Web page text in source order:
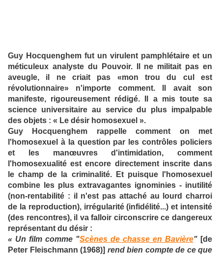
Guy Hocquenghem fut un virulent pamphlétaire et un
méticuleux analyste du Pouvoir. Il ne militait pas en
aveugle, il ne criait pas «mon trou du cul est
révolutionnaire» n'importe comment. Il avait son
manifeste, rigoureusement rédigé. Il a mis toute sa
science universitaire au service du plus impalpable
des objets : « Le désir homosexuel ».
Guy Hocquenghem rappelle comment on met
l'homosexuel à la question par les contrôles policiers
et les manœuvres d'intimidation, comment
l'homosexualité est encore directement inscrite dans
le champ de la criminalité.
Et puisque l'homosexuel
combine les plus extravagantes ignominies - inutilité
(non-rentabilité : il n'est pas attaché au lourd charroi
de la reproduction), irrégularité (infidélité...) et intensité
(des rencontres), il va falloir circonscrire ce dangereux
représentant du désir :
« Un film comme "Scènes de chasse en Bavière" [de
Peter Fleischmann (1968)] rend bien compte de ce que